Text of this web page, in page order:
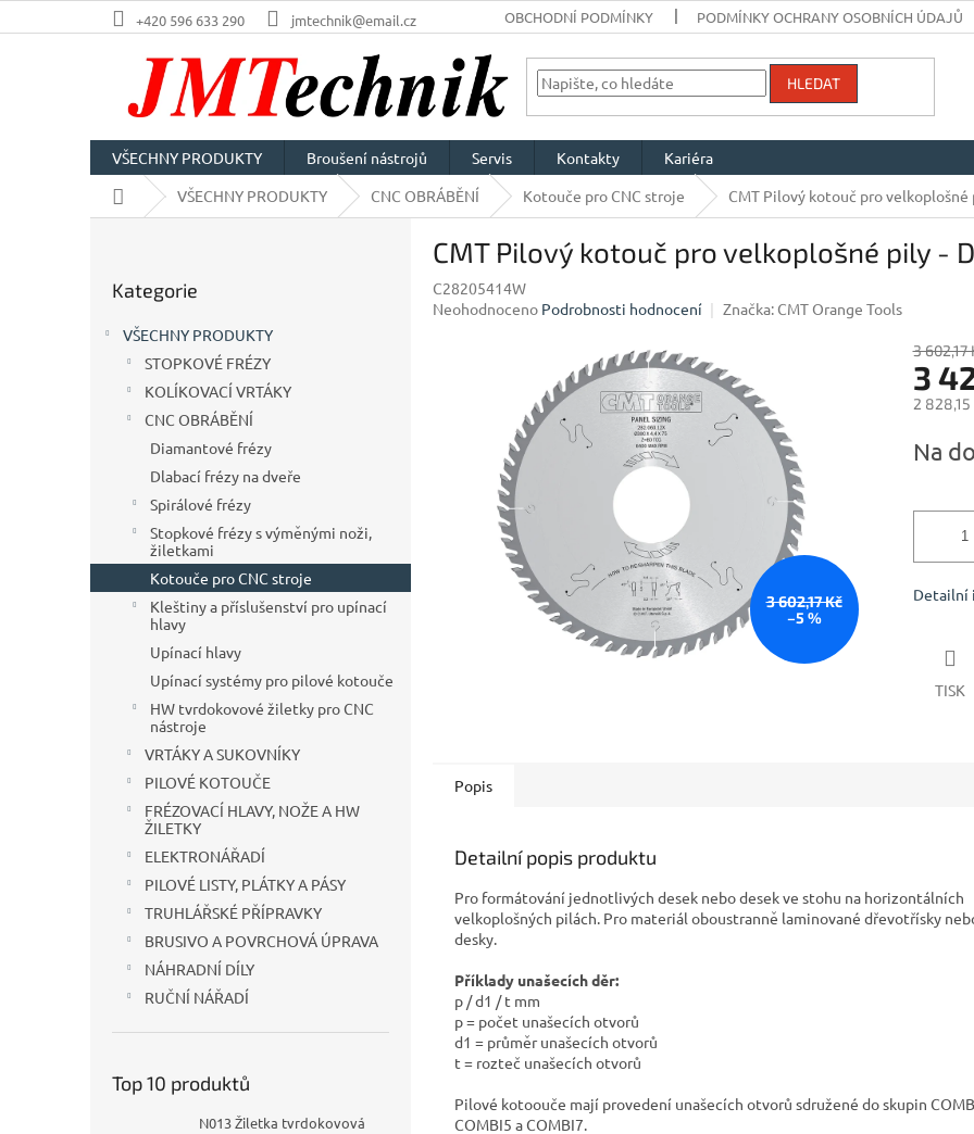
na
+420 596 633 290 jmtechnik@email.cz OBCHODNÍ PODMÍNKY PODMÍNKY OCHRANY OSOBNÍCH ÚDAJŮ
HLEDAT
VŠECHNY PRODUKTY Broušení nástrojů Servis Kontakty
Kariéra
Domů VŠECHNY PRODUKTY CNC OBRÁBĚNÍ Kotouče pro CNC stroje CMT Pilový kotouč pro velkoplošné
kategorie
Kategorie
VŠECHNY PRODUKTY
STOPKOVÉ FRÉZY
KOLÍKOVACÍ VRTÁKY
CNC OBRÁBĚNÍ
Diamantové frézy
Dlabací frézy na dveře
Spirálové frézy
Stopkové frézy s výměnými noži,
žiletkami
Kotouče pro CNC stroje
Kleštiny a příslušenství pro upínací
hlavy
Upínací hlavy
Upínací systémy pro pilové kotouče
HW tvrdokovové žiletky pro CNC
nástroje
VRTÁKY A SUKOVNÍKY
PILOVÉ KOTOUČE
FRÉZOVACÍ HLAVY, NOŽE A HW
ŽILETKY
ELEKTRONÁŘADÍ
PILOVÉ LISTY, PLÁTKY A PÁSY
TRUHLÁŘSKÉ PŘÍPRAVKY
BRUSIVO A POVRCHOVÁ ÚPRAVA
NÁHRADNÍ DÍLY
RUČNÍ NÁŘADÍ
Top 10 produktů
N013 Žiletka tvrdokovová
CMT Pilový kotouč pro velkoplošné pily -
C28205414W
Průměrné
Neohodnoceno Podrobnosti hodnocení Značka: CMT Orange Tools
3 602,17 Kč
–5 %
3 602,17
3
2 828,15
cena:
Na
Detailní
TISK
Popis
Detailní popis produktu
Pro formátování jednotlivých desek nebo desek ve stohu na horizontálních
velkoplošných pilách. Pro materiál oboustranně laminované dřevotřísky
desky.
Příklady unašecích děr:
p / d1 / t mm
p = počet unašecích otvorů
d1 = průměr unašecích otvorů
t = rozteč unašecích otvorů
Pilové kotoouče mají provedení unašecích otvorů sdružené do skupin
COMBI5 a COMBI7.